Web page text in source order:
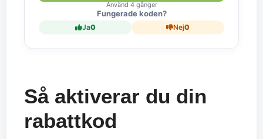
Använd 4 gånger
Fungerade koden?
Ja0 Nej0
Så aktiverar du din
rabattkod